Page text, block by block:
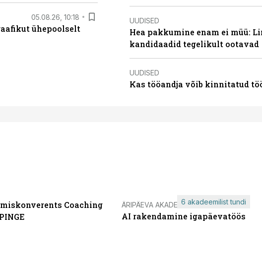
05.08.26, 10:18
ühepoolselt
UUDISED
Hea pakkumine enam ei müü:
kandidaadid tegelikult ootavad
UUDISED
Kas tööandja võib kinnitatud
Coaching
ÄRIPÄEVA AKADEEMIA
AI rakendamine igapäevatöös
6 akadeemilist tundi